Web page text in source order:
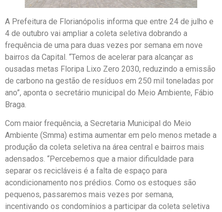
A Prefeitura de Florianópolis informa que entre 24 de julho e
4 de outubro vai ampliar a coleta seletiva dobrando a
frequência de uma para duas vezes por semana em nove
bairros da Capital. “Temos de acelerar para alcançar as
ousadas metas Floripa Lixo Zero 2030, reduzindo a emissão
de carbono na gestão de resíduos em 250 mil toneladas por
ano”, aponta o secretário municipal do Meio Ambiente, Fábio
Braga.
Com maior frequência, a Secretaria Municipal do Meio
Ambiente (Smma) estima aumentar em pelo menos metade a
produção da coleta seletiva na área central e bairros mais
adensados. “Percebemos que a maior dificuldade para
separar os recicláveis é a falta de espaço para
acondicionamento nos prédios. Como os estoques são
pequenos, passaremos mais vezes por semana,
incentivando os condomínios a participar da coleta seletiva